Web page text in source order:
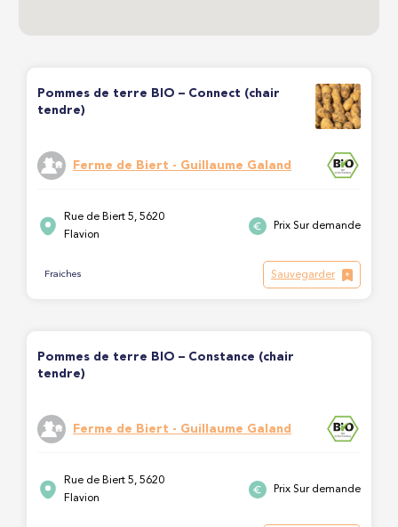
Pommes de terre BIO – Connect (chair
tendre)
Ferme de Biert - Guillaume Galand
Rue de Biert 5, 5620
Flavion
Prix Sur demande
Fraiches Sauvegarder
Pommes de terre BIO – Constance (chair
tendre)
Ferme de Biert - Guillaume Galand
Rue de Biert 5, 5620
Flavion
Prix Sur demande